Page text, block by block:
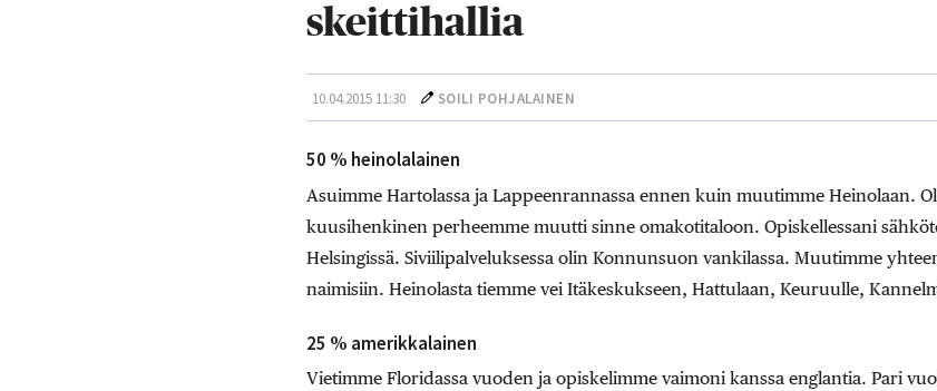
skeittihallia
10.04.2015 11:30 SOILI POHJALAINEN
50 % heinolalainen
Asuimme Hartolassa ja Lappeenrannassa ennen kuin muutimme Heinolaan.
kuusihenkinen perheemme muutti sinne omakotitaloon. Opiskellessani
Helsingissä. Siviilipalveluksessa olin Konnunsuon vankilassa. Muutimme
naimisiin. Heinolasta tiemme vei Itäkeskukseen, Hattulaan, Keuruulle,
25 % amerikkalainen
Vietimme Floridassa vuoden ja opiskelimme vaimoni kanssa englantia. Pari